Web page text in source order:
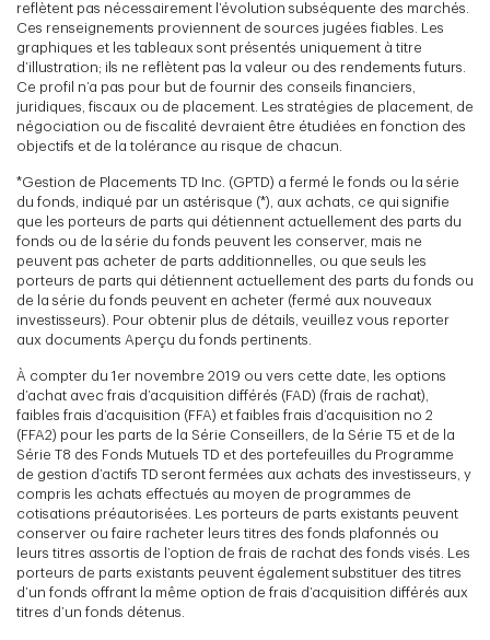
reflètent pas nécessairement l’évolution subséquente des marchés.
Ces renseignements proviennent de sources jugées fiables. Les
graphiques et les tableaux sont présentés uniquement à titre
d’illustration; ils ne reflètent pas la valeur ou des rendements futurs.
Ce profil n’a pas pour but de fournir des conseils financiers,
juridiques, fiscaux ou de placement. Les stratégies de placement, de
négociation ou de fiscalité devraient être étudiées en fonction des
objectifs et de la tolérance au risque de chacun.
*Gestion de Placements TD Inc. (GPTD) a fermé le fonds ou la série
du fonds, indiqué par un astérisque (*), aux achats, ce qui signifie
que les porteurs de parts qui détiennent actuellement des parts du
fonds ou de la série du fonds peuvent les conserver, mais ne
peuvent pas acheter de parts additionnelles, ou que seuls les
porteurs de parts qui détiennent actuellement des parts du fonds ou
de la série du fonds peuvent en acheter (fermé aux nouveaux
investisseurs). Pour obtenir plus de détails, veuillez vous reporter
aux documents Aperçu du fonds pertinents.
À compter du 1er novembre 2019 ou vers cette date, les options
d’achat avec frais d’acquisition différés (FAD) (frais de rachat),
faibles frais d’acquisition (FFA) et faibles frais d’acquisition no 2
(FFA2) pour les parts de la Série Conseillers, de la Série T5 et de la
Série T8 des Fonds Mutuels TD et des portefeuilles du Programme
de gestion d’actifs TD seront fermées aux achats des investisseurs, y
compris les achats effectués au moyen de programmes de
cotisations préautorisées. Les porteurs de parts existants peuvent
conserver ou faire racheter leurs titres des fonds plafonnés ou
leurs titres assortis de l’option de frais de rachat des fonds visés. Les
porteurs de parts existants peuvent également substituer des titres
d’un fonds offrant la même option de frais d’acquisition différés aux
titres d’un fonds détenus.